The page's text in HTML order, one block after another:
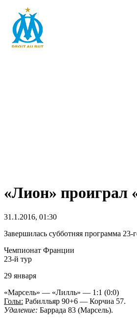
«Лион» проиграл
31.1.2016, 01:30
Завершилась субботняя программа
Чемпионат Франции
23-й тур
29 января
«Марсель» — «Лилль» — 1:1 (0:0)
Голы: Рабилльяр 90+6 — Корчиа 57.
Удаление: Баррада 83 (Марсель).